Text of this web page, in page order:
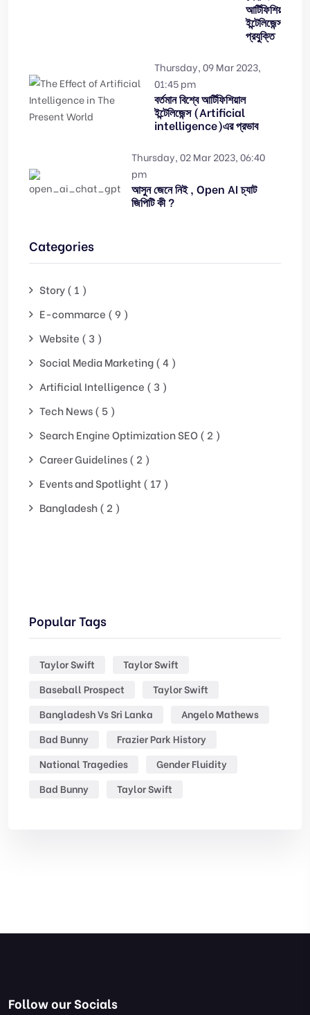
আর্টিফিশিয়াল
ইন্টেলিজেন্স
প্রযুক্তি
Thursday, 09 Mar 2023,
01:45 pm
বর্তমান বিশ্বে আর্টিফিশিয়াল
ইন্টেলিজেন্স (Artificial
intelligence)এর প্রভাব
Thursday, 02 Mar 2023, 06:40
pm
আসুন জেনে নিই , Open AI চ্যাট
জিপিটি কী ?
Categories
Story ( 1 )
E-commarce ( 9 )
Website ( 3 )
Social Media Marketing ( 4 )
Artificial Intelligence ( 3 )
Tech News ( 5 )
Search Engine Optimization SEO ( 2 )
Career Guidelines ( 2 )
Events and Spotlight ( 17 )
Bangladesh ( 2 )
Popular Tags
Taylor Swift
Taylor Swift
Baseball Prospect
Taylor Swift
Bangladesh Vs Sri Lanka
Angelo Mathews
Bad Bunny
Frazier Park History
National Tragedies
Gender Fluidity
Bad Bunny
Taylor Swift
Follow our Socials